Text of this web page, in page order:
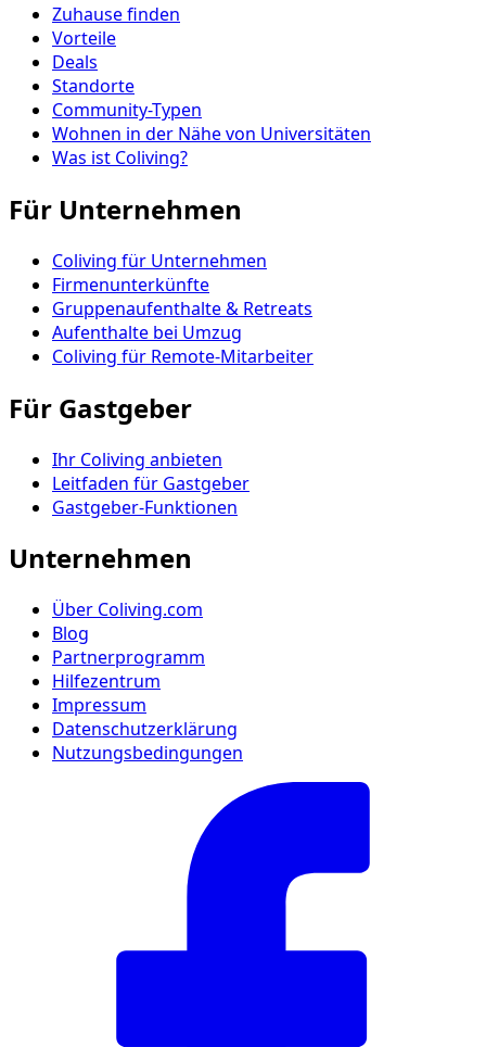
Zuhause finden
Vorteile
Deals
Standorte
Community-Typen
Wohnen in der Nähe von Universitäten
Was ist Coliving?
Für Unternehmen
Coliving für Unternehmen
Firmenunterkünfte
Gruppenaufenthalte & Retreats
Aufenthalte bei Umzug
Coliving für Remote-Mitarbeiter
Für Gastgeber
Ihr Coliving anbieten
Leitfaden für Gastgeber
Gastgeber-Funktionen
Unternehmen
Über Coliving.com
Blog
Partnerprogramm
Hilfezentrum
Impressum
Datenschutzerklärung
Nutzungsbedingungen